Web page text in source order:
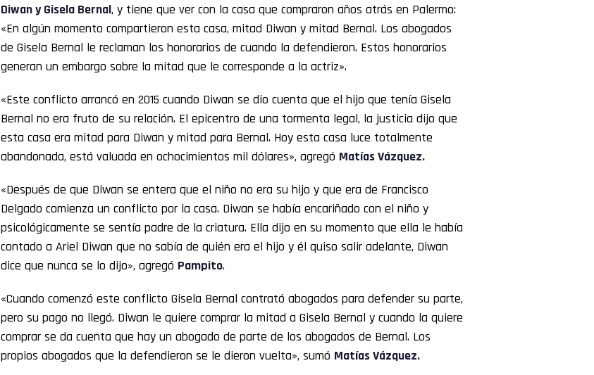
Diwan yGisela Bernal, y tiene que ver con la casa que compraron años atrás en Palermo:
«En algún momento compartieron esta casa, mitad Diwan y mitad Bernal. Los abogados
de Gisela Bernal le reclaman los honorarios de cuando la defendieron. Estos honorarios
generan un embargo sobre la mitad que le corresponde a la actriz».
«Este conflicto arrancó en 2015 cuando Diwan se dio cuenta que el hijo que tenía Gisela
Bernal no era fruto de su relación. El epicentro de una tormenta legal, la justicia dijo que
esta casa era mitad para Diwan y mitad para Bernal. Hoy esta casa luce totalmente
abandonada, está valuada en ochocimientos mil dólares», agregó Matías Vázquez.
«Después de que Diwan se entera que el niño no era su hijo y que era de Francisco
Delgado comienza un conflicto por la casa. Diwan se había encariñado con el niño y
psicológicamente se sentía padre de la criatura. Ella dijo en su momento que ella le había
contado a Ariel Diwan que no sabía de quién era el hijo y él quiso salir adelante, Diwan
dice que nunca se lo dijo», agregó Pampito.
«Cuando comenzó este conflicto Gisela Bernal contrató abogados para defender su parte,
pero su pago no llegó. Diwan le quiere comprar la mitad a Gisela Bernal y cuando la quiere
comprar se da cuenta que hay un abogado de parte de los abogados de Bernal. Los
propios abogados que la defendieron se le dieron vuelta», sumó Matías Vázquez.